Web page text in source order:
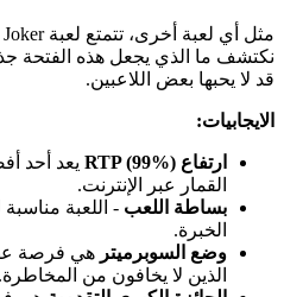
نكتشف ما الذي يجعل هذه الفتحة
قد لا يحبها بعض اللاعبين.
الايجابيات:
ارتفاع RTP (99%)
يعد أحد
القمار عبر الإنترنت.
بساطة اللعب - اللعبة
الخبرة.
وضع السوبرميتر هي فرصة
الذين لا يخافون من المخاطرة.